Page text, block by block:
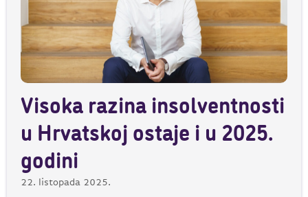
Visoka razina insolventnosti
u Hrvatskoj ostaje i u 2025.
godini
22. listopada 2025.